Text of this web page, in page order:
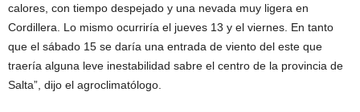
calores, con tiempo despejado y una nevada muy ligera en
Cordillera. Lo mismo ocurriría el jueves 13 y el viernes. En tanto
que el sábado 15 se daría una entrada de viento del este que
traería alguna leve inestabilidad sabre el centro de la provincia de
Salta”, dijo el agroclimatólogo.